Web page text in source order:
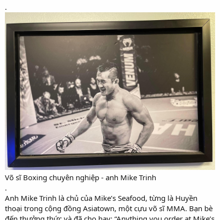
.
Võ sĩ Boxing chuyên nghiệp - anh Mike Trinh
.
Anh Mike Trinh là chủ của Mike’s Seafood, từng là Huyền
thoại trong cộng đồng Asiatown, một cựu võ sĩ MMA. Bạn bè